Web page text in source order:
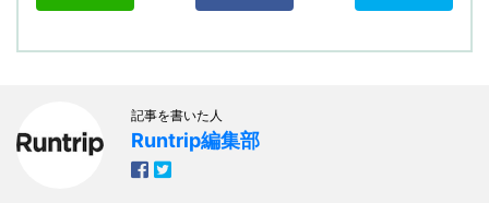
記事を書いた人
Runtrip編集部